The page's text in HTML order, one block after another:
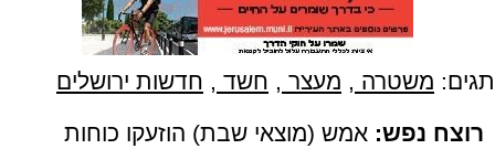
תגים: משטרה , מעצר , חשד , חדשות ירושלים
רוצח נפש: אמש (מוצאי שבת) הוזעקו כוחות